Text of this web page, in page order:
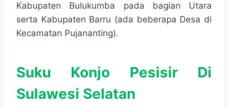
Kabupaten Bulukumba pada bagian Utara
serta Kabupaten Barru (ada beberapa Desa di
Kecamatan Pujananting).
Suku Konjo Pesisir Di
Sulawesi Selatan